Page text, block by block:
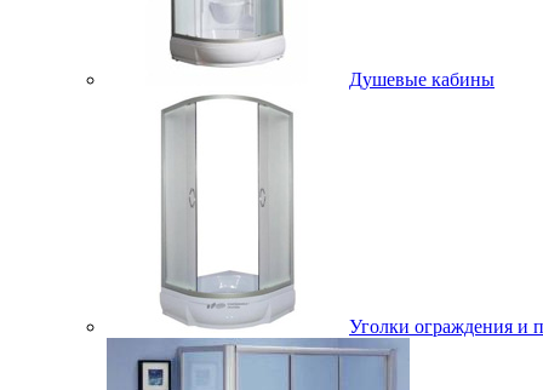
Душевые кабины
Уголки ограждения и